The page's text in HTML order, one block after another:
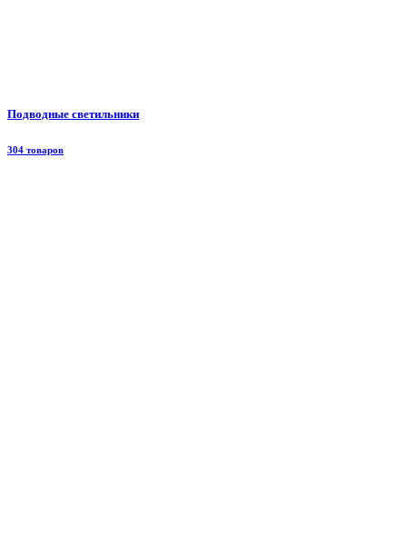
Подводные светильники
304 товаров